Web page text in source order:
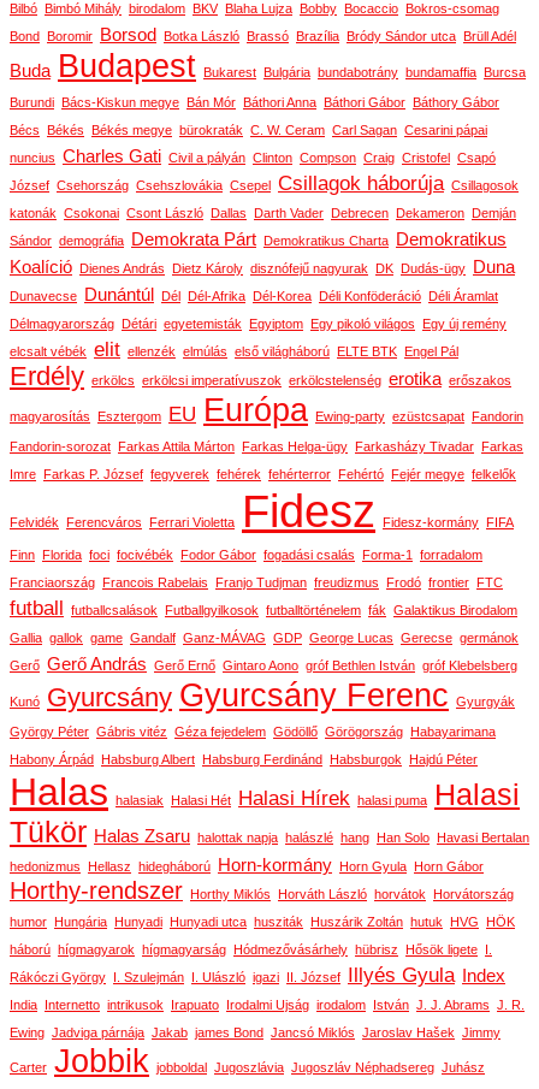
Bilbó Bimbó Mihály birodalom BKV Blaha Lujza Bobby Bocaccio Bokros-csomag
Bond Boromir Borsod Botka László Brassó Brazília Bródy Sándor utca Brüll Adél
Buda Budapest Bukarest Bulgária bundabotrány bundamaffia Burcsa
Burundi Bács-Kiskun megye Bán Mór Báthori Anna Báthori Gábor Báthory Gábor
Bécs Békés Békés megye bürokraták C. W. Ceram Carl Sagan Cesarini pápai
nuncius Charles Gati Civil a pályán Clinton Compson Craig Cristofel Csapó
József Csehország Csehszlovákia Csepel Csillagok háborúja Csillagosok
katonák Csokonai Csont László Dallas Darth Vader Debrecen Dekameron Demján
Sándor demográfia Demokrata Párt Demokratikus Charta
Demokratikus
Koalíció Dienes András Dietz Károly disznófejű nagyurak DK Dudás-ügy Duna
Dunavecse Dunántúl Dél Dél-Afrika Dél-Korea Déli Konföderáció Déli Áramlat
Délmagyarország Détári egyetemisták Egyiptom Egy pikoló világos Egy új remény
elcsalt vébék elit ellenzék elmúlás első világháború ELTE BTK Engel Pál
Erdély erkölcs erkölcsi imperatívuszok erkölcstelenség erotika erőszakos
magyarosítás Esztergom EU Európa Ewing-party ezüstcsapat Fandorin
Fandorin-sorozat Farkas Attila Márton Farkas Helga-ügy Farkasházy Tivadar Farkas
Imre Farkas P. József fegyverek fehérek fehérterror Fehértó Fejér megye felkelők
Felvidék Ferencváros Ferrari Violetta Fidesz Fidesz-kormány FIFA
Finn Florida foci focivébék Fodor Gábor fogadási csalás Forma-1
forradalom
Franciaország Francois Rabelais Franjo Tudjman freudizmus Frodó frontier FTC
futball futballcsalások Futballgyilkosok futballtörténelem fák Galaktikus Birodalom
Gallia gallok game Gandalf Ganz-MÁVAG GDP George Lucas Gerecse germánok
Gerő Gerő András Gerő Ernő Gintaro Aono gróf Bethlen István gróf Klebelsberg
Kunó Gyurcsány Gyurcsány Ferenc Gyurgyák
György Péter Gábris vitéz Géza fejedelem Gödöllő Görögország Habayarimana
Habony Árpád Habsburg Albert Habsburg Ferdinánd Habsburgok Hajdú Péter
Halas halasiak Halasi Hét Halasi Hírek halasi puma
Halasi
Tükör Halas Zsaru halottak napja halászlé hang Han Solo Havasi Bertalan
hedonizmus Hellasz hidegháború Horn-kormány Horn Gyula Horn Gábor
Horthy-rendszer Horthy Miklós Horváth László horvátok Horvátország
humor Hungária Hunyadi Hunyadi utca husziták Huszárik Zoltán hutuk HVG HÖK
háború hígmagyarok hígmagyarság Hódmezővásárhely hübrisz Hősök ligete I.
Rákóczi György I. Szulejmán I. Ulászló igazi II. József Illyés Gyula Index
India Internetto intrikusok Irapuato Irodalmi Ujság irodalom István J. J. Abrams J. R.
Ewing Jadviga párnája Jakab james Bond Jancsó Miklós Jaroslav Hašek Jimmy
Carter Jobbik jobboldal Jugoszlávia Jugoszláv Néphadsereg Juhász